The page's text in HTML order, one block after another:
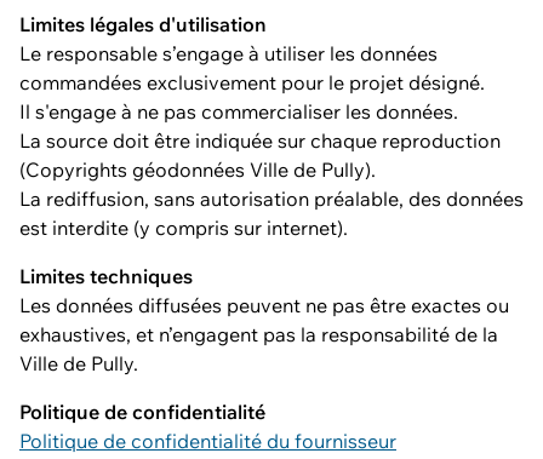
Limites légales d'utilisation
Le responsable s’engage à utiliser les données
commandées exclusivement pour le projet désigné.
Il s'engage à ne pas commercialiser les données.
La source doit être indiquée sur chaque reproduction
(Copyrights géodonnées Ville de Pully).
La rediffusion, sans autorisation préalable, des données
est interdite (y compris sur internet).
Limites techniques
Les données diffusées peuvent ne pas être exactes ou
exhaustives, et n’engagent pas la responsabilité de la
Ville de Pully.
Politique de confidentialité
Politique de confidentialité du fournisseur